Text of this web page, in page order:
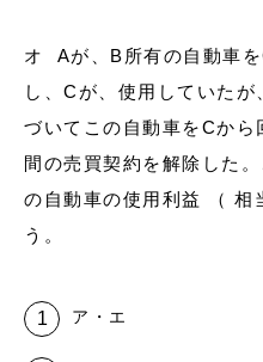
オ Aが、B所有の自動車
し、Cが、使用していた
づいてこの自動車をCか
間の売買契約を解除した
の自動車の使用利益 （ 相
う。
ア・エ